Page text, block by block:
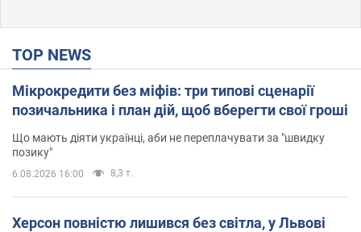
TOP NEWS
Мікрокредити без міфів: три типові сценарії
позичальника і план дій, щоб вберегти свої гроші
Що мають діяти українці, аби не переплачувати за "швидку
позику"
6.08.2026 16:00 8,3 т.
Херсон повністю лишився без світла, у Львові